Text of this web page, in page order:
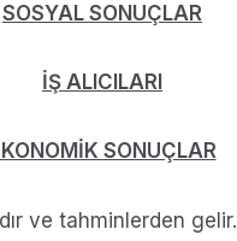
SOSYAL SONUÇLAR
İŞ ALICILARI
SONUÇLAR
ve tahminlerden gelir.